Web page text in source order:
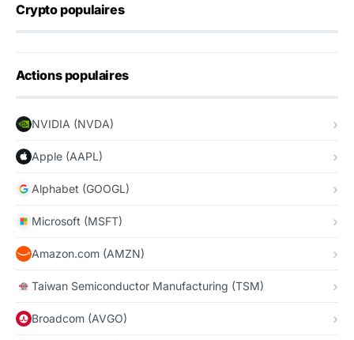
Crypto populaires
Actions populaires
NVIDIA (NVDA)
Apple (AAPL)
Alphabet (GOOGL)
Microsoft (MSFT)
Amazon.com (AMZN)
Taiwan Semiconductor Manufacturing (TSM)
Broadcom (AVGO)